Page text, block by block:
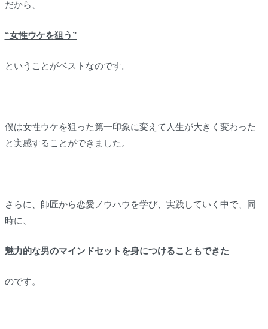
だから、
“女性ウケを狙う”
ということがベストなのです。
僕は女性ウケを狙った第一印象に変えて人生が大きく変わった
と実感することができました。
さらに、師匠から恋愛ノウハウを学び、実践していく中で、同
時に、
魅力的な男のマインドセットを身につけることもできた
のです。